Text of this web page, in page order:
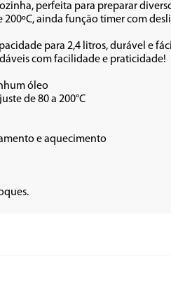
perfeita para preparar
200ºC, ainda função timer com
para 2,4 litros, durável e
com facilidade e praticidade!